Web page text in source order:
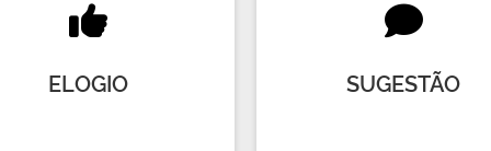
ELOGIO SUGESTÃO